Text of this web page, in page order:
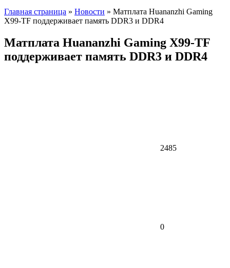
Главная страница » Новости » Матплата Huananzhi Gaming
X99-TF поддерживает память DDR3 и DDR4
Матплата Huananzhi Gaming X99-TF
поддерживает память DDR3 и DDR4
2485
0